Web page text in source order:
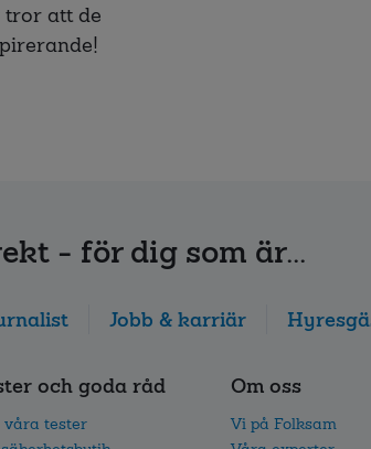
tror att de
- för dig som är...
Jobb & karriär
och goda råd
våra tester
Om oss
Vi på Folksam